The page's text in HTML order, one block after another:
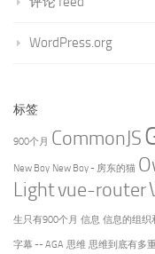
WordPress.org
标签
900个月 CommonJS
New Boy New Boy - 房东的猫
Lightvue-router
生只有900个月 信息 信息的组织
字幕 -- AGA 思维 思维到底有多